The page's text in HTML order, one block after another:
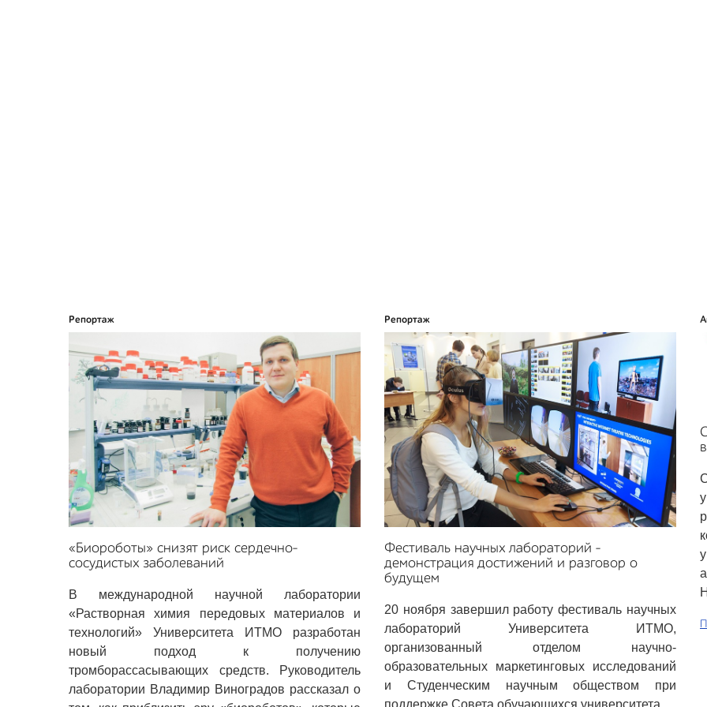
Репортаж
«Биороботы» снизят риск сердечно-
сосудистых заболеваний
В международной научной лаборатории
«Растворная химия передовых материалов и
технологий» Университета ИТМО разработан
новый подход к получению
тромборассасывающих средств. Руководитель
лаборатории Владимир Виноградов рассказал о
Репортаж
Фестиваль научных лабораторий –
демонстрация достижений и разговор о
будущем
20 ноября завершил работу фестиваль научных
лабораторий Университета ИТМО,
организованный отделом научно-
образовательных маркетинговых исследований
и Студенческим научным обществом при
поддержке Совета обучающихся университета.